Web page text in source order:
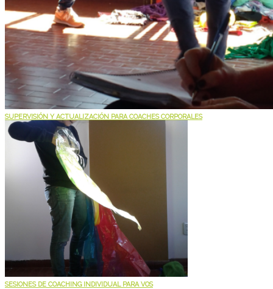
SUPERVISIÓN Y ACTUALIZACIÓN PARA COACHES CORPORALES
SESIONES DE COACHING INDIVIDUAL PARA VOS